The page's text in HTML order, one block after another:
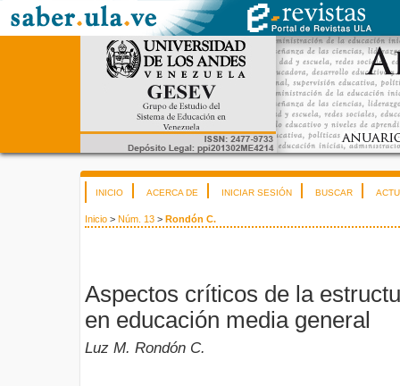
INICIO ACERCA DE INICIAR SESIÓN BUSCAR
Inicio > Núm. 13 > Rondón C.
Aspectos críticos de la
en educación media general
Luz M. Rondón C.